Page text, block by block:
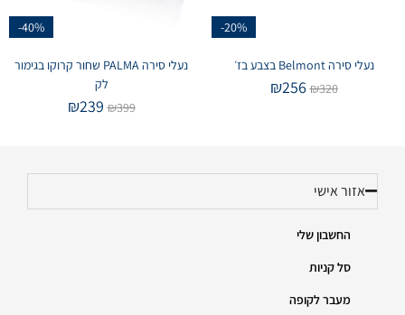
-20%
נעלי סירה Belmont בצבע בז׳
₪320
₪256
-40%
נעלי סירה PALMA שחור קרוקו בגימור
לק
₪399
₪239
אזור אישי
החשבון שלי
סל קניות
מעבר לקופה